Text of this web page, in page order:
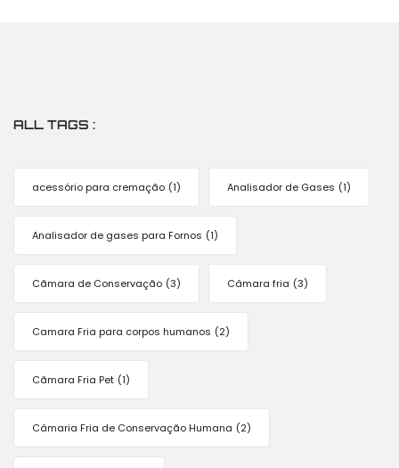
ALL TAGS :
acessório para cremação (1) Analisador de Gases (1)
Analisador de gases para Fornos (1)
Cãmara de Conservação (3) Câmara fria (3)
Camara Fria para corpos humanos (2)
Cãmara Fria Pet (1)
Câmaria Fria de Conservação Humana (2)